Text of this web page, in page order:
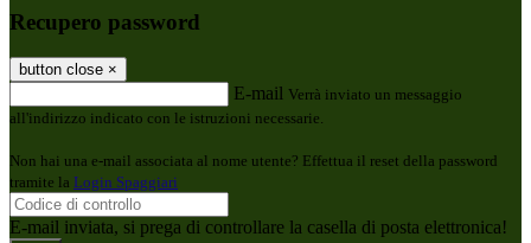
Recupero password
button close ×
E-mail Verrà inviato un messaggio
all'indirizzo indicato con le istruzioni necessarie.
Non hai una e-mail associata al nome utente? Effettua il reset della password
tramite la Login Spaggiari
E-mail inviata, si prega di controllare la casella di posta elettronica!